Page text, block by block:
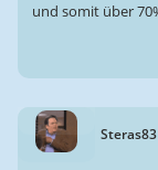
und somit über
Steras83